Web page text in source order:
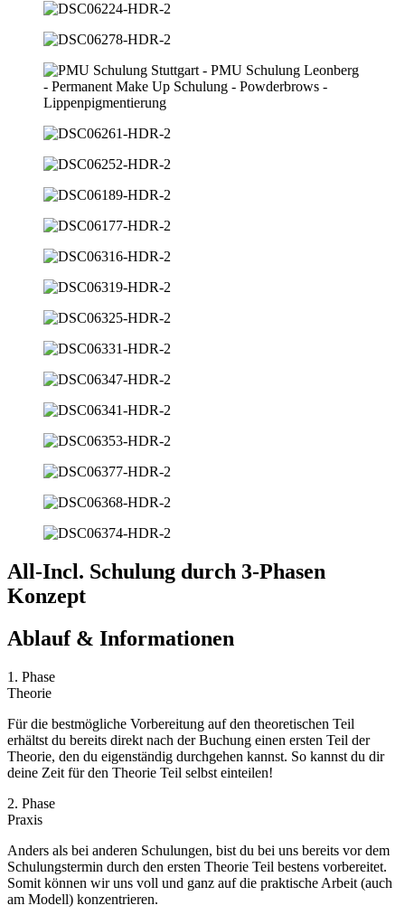
All-Incl. Schulung durch 3-Phasen
Konzept
Ablauf & Informationen
1. Phase
Theorie
Für die bestmögliche Vorbereitung auf den theoretischen Teil
erhältst du bereits direkt nach der Buchung einen ersten Teil der
Theorie, den du eigenständig durchgehen kannst. So kannst du dir
deine Zeit für den Theorie Teil selbst einteilen!
2. Phase
Praxis
Anders als bei anderen Schulungen, bist du bei uns bereits vor dem
Schulungstermin durch den ersten Theorie Teil bestens vorbereitet.
Somit können wir uns voll und ganz auf die praktische Arbeit (auch
am Modell) konzentrieren.